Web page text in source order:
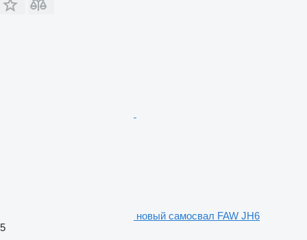
новый самосвал FAW JH6
5